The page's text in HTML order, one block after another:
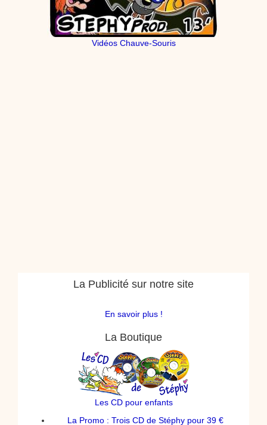
Vidéos Chauve-Souris
La Publicité sur notre site
En savoir plus !
La Boutique
Les CD pour enfants
La Promo : Trois CD de Stéphy pour 39 €